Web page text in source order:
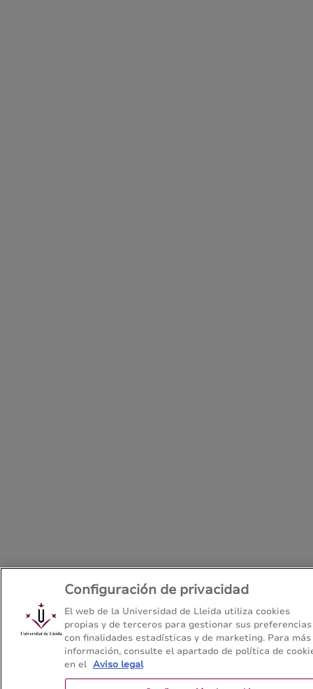
Configuración de privacidad
El web de la Universidad de Lleida utiliza cookies
propias y de terceros para gestionar sus preferencias
con finalidades estadísticas y de marketing. Para más
información, consulte el apartado de política de
en el Aviso legal